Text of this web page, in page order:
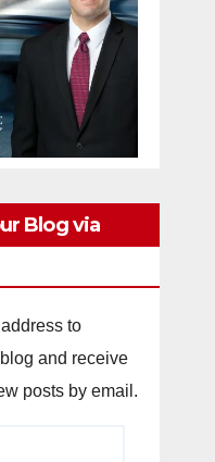
Blog via
to
and receive
posts by email.